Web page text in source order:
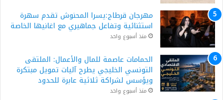
مهرجان قرطاج:يسرا المحنوش تقدم سهرة
استثنائية وتفاعل جماهيري مع اغانيها الخاصة
منذ أسبوع واحد
الحمامات عاصمة للمال والأعمال: الملتقى
التونسي الخليجي يطرح آليات تمويل مبتكرة
ويؤسس لشراكة ثلاثية عابرة للحدود
منذ أسبوع واحد